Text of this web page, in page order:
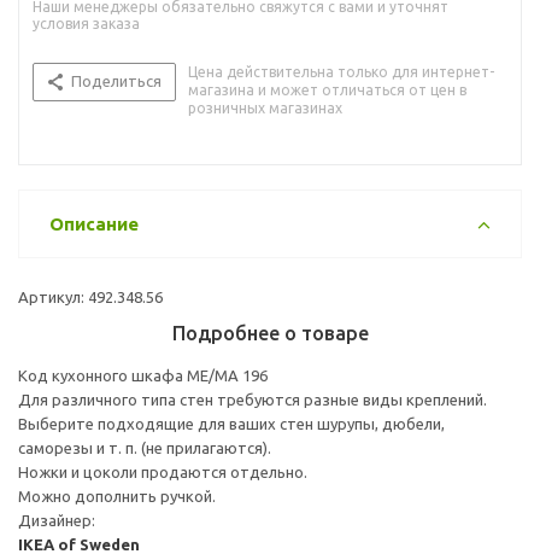
Наши менеджеры обязательно свяжутся с вами и уточнят
условия заказа
Поделиться
Цена действительна только для интернет-
магазина и может отличаться от цен в
розничных магазинах
Описание
Артикул: 492.348.56
Подробнее о товаре
Код кухонного шкафа ME/MA 196
Для различного типа стен требуются разные виды креплений.
Выберите подходящие для ваших стен шурупы, дюбели,
саморезы и т. п. (не прилагаются).
Ножки и цоколи продаются отдельно.
Можно дополнить ручкой.
Дизайнер:
IKEA of Sweden